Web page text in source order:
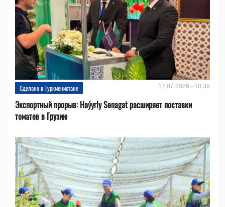
Сделано в Туркменистане 17.07.2026 - 10:35
Экспортный прорыв: Haýyrly Senagat расширяет поставки
томатов в Грузию